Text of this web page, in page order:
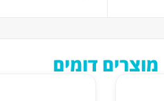
מוצרים דומים